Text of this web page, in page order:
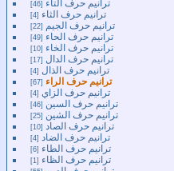
ترانيم حرف التاء 46
ترانيم حرف الثاء 4
ترانيم حرف الجيم 22
ترانيم حرف الحاء 49
ترانيم حرف الخاء 10
ترانيم حرف الدال 17
ترانيم حرف الذال 4
ترانيم حرف الراء 67
ترانيم حرف الزاي 4
ترانيم حرف السين 46
ترانيم حرف الشين 25
ترانيم حرف الصاد 10
ترانيم حرف الضاد 4
ترانيم حرف الطاء 6
ترانيم حرف الظاء 1